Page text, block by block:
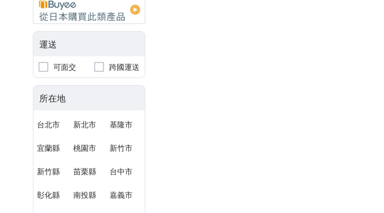
運送
可面交 跨國運送
所在地
台北市 新北市 基隆市
宜蘭縣 桃園市 新竹市
新竹縣 苗栗縣 台中市
彰化縣 南投縣 嘉義市